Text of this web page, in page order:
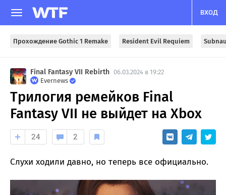
ВХОД
Прохождение Gothic 1 Remake Resident Evil Requiem
Final Fantasy VII Rebirth 06.03.2024 в 19:22
Evernews
Трилогия ремейков Final
Fantasy VII не выйдет на Xbox
24 2
Слухи ходили давно, но теперь все официально.